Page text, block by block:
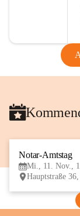
Notar-Amtstag
Mi., 11. Nov.,
Hauptstraße